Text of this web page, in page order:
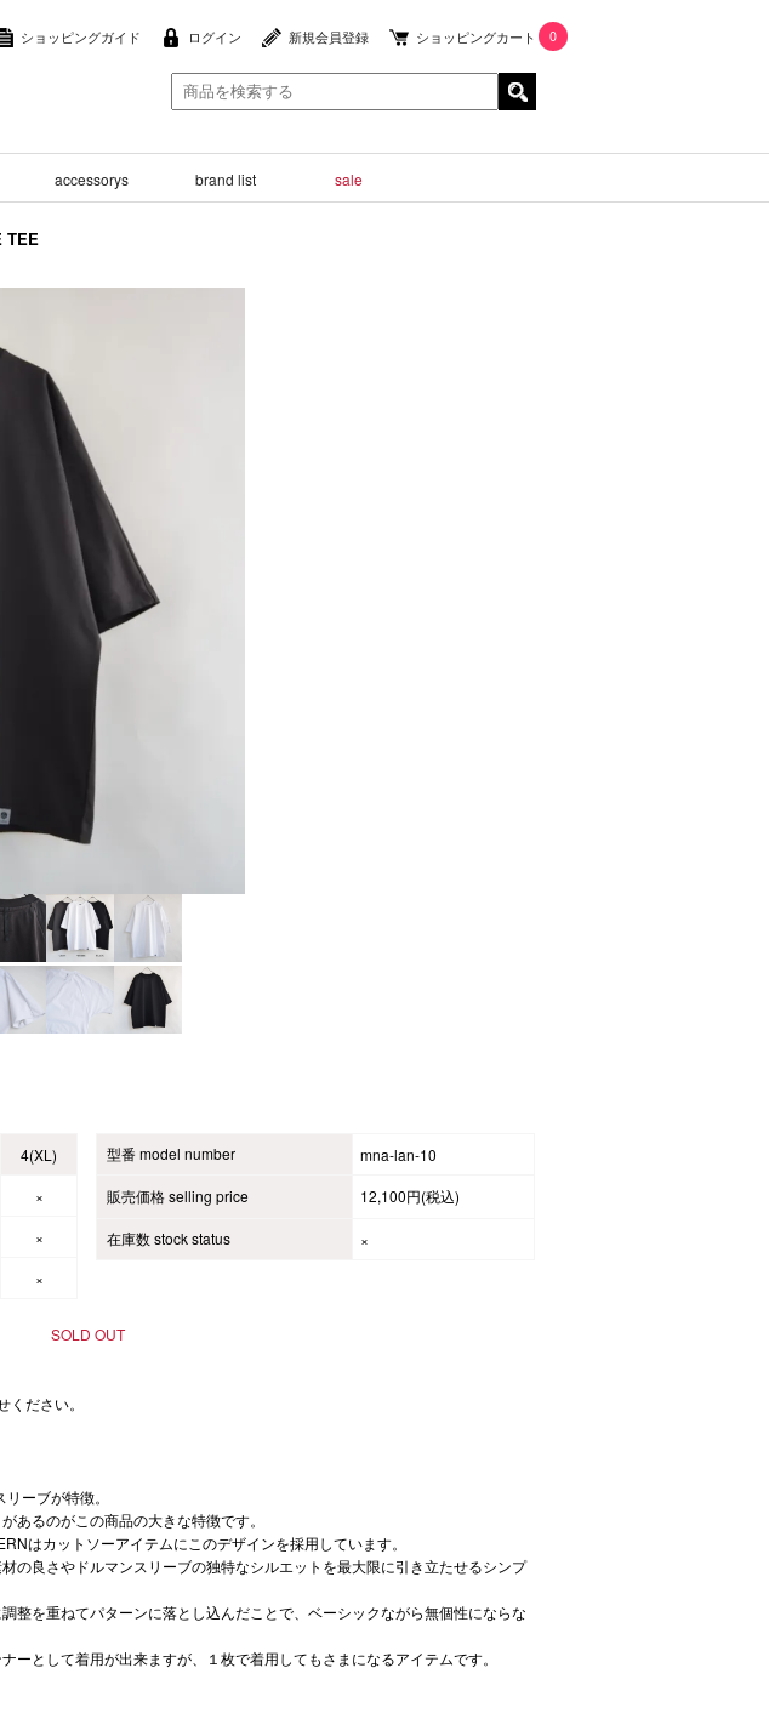
ショッピングガイド ログイン 新規会員登録 ショッピングカート 0
accessorys brand list sale
TEE
4(XL)
×
×
×
型番 model number
mna-lan-10
販売価格 selling price
12,100円(税込)
在庫数 stock status ×
SOLD OUT
ださい。
ーブが特徴。
あるのがこの商品の大きな特徴です。
はカットソーアイテムにこのデザインを採用しています。
の良さやドルマンスリーブの独特なシルエットを最大限に引き立たせるシンプ
整を重ねてパターンに落とし込んだことで、ベーシックながら無個性にならな
ーとして着用が出来ますが、１枚で着用してもさまになるアイテムです。